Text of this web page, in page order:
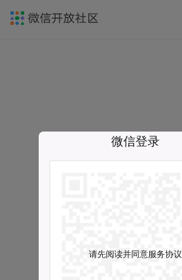
微信登录
请先阅读并同意服务协议